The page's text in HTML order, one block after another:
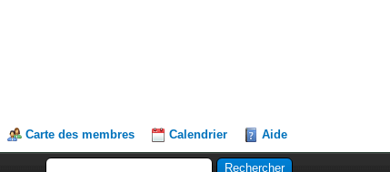
Carte des membres Calendrier Aide